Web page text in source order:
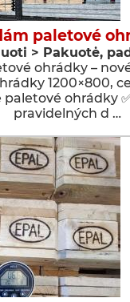
paletové
> Pakuotė,
ohrádky –
1200×800,
ohrádky
pravidelných d …